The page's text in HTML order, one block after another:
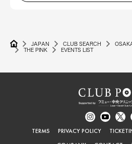
JAPAN CLUB SEARCH
THE PINK
EVENTS LIST
TERMS PRIVACY POLICY